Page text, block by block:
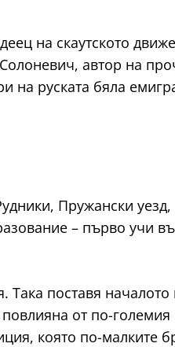
на скаутското
автор на
на руската бяла
Пружански уезд,
– първо учи
Така поставя
от по-
която по-малките